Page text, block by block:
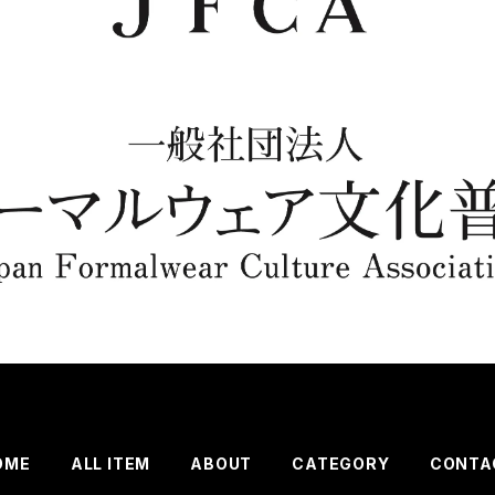
ALL ITEM ABOUT CATEGORY